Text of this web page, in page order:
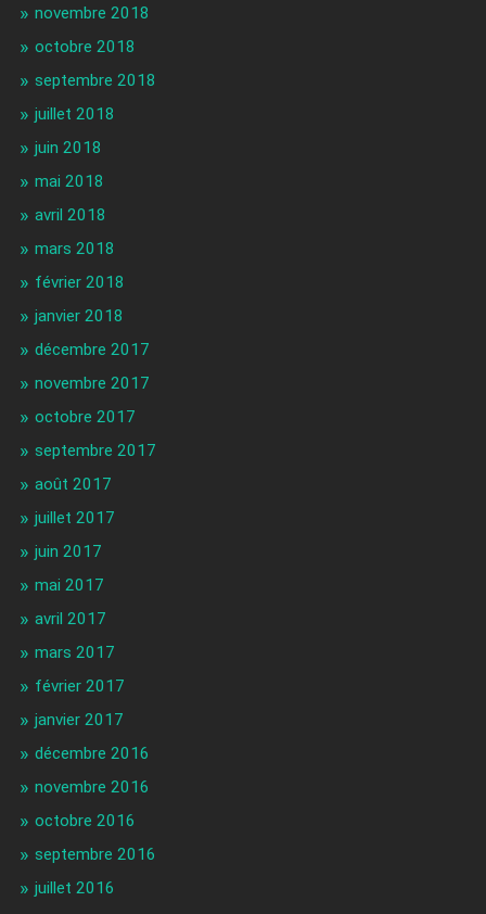
novembre 2018
octobre 2018
septembre 2018
juillet 2018
juin 2018
mai 2018
avril 2018
mars 2018
février 2018
janvier 2018
décembre 2017
novembre 2017
octobre 2017
septembre 2017
août 2017
juillet 2017
juin 2017
mai 2017
avril 2017
mars 2017
février 2017
janvier 2017
décembre 2016
novembre 2016
octobre 2016
septembre 2016
juillet 2016